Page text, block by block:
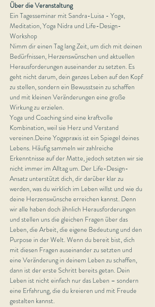
Über die Veranstaltung
Ein Tagesseminar mit Sandra-Luisa - Yoga,
Meditation, Yoga Nidra und Life-Design-
Workshop
Nimm dir einen Tag lang Zeit, um dich mit deinen
Bedürfnissen, Herzenswünschen und aktuellen
Herausforderungen auseinander zu setzten. Es
geht nicht darum, dein ganzes Leben auf den Kopf
zu stellen, sondern ein Bewusstsein zu schaffen
und mit kleinen Veränderungen eine große
Wirkung zu erzielen.
Yoga und Coaching sind eine kraftvolle
Kombination, weil sie Herz und Verstand
vereinen.Deine Yogapraxis ist ein Spiegel deines
Lebens. Häufig sammeln wir zahlreiche
Erkenntnisse auf der Matte, jedoch setzten wir sie
nicht immer im Alltag um. Der Life-Design-
Ansatz unterstützt dich, dir darüber klar zu
werden, was du wirklich im Leben willst und wie du
deine Herzenswünsche erreichen kannst. Denn
wir alle haben doch ähnlich Herausforderungen
und stellen uns die gleichen Fragen über das
Leben, die Arbeit, die eigene Bedeutung und den
Purpose in der Welt. Wenn du bereit bist, dich
mit diesen Fragen auseinander zu setzten und
eine Veränderung in deinem Leben zu schaffen,
dann ist der erste Schritt bereits getan. Dein
Leben ist nicht einfach nur das Leben – sondern
eine Erfahrung, die du kreieren und mit Freude
gestalten kannst.